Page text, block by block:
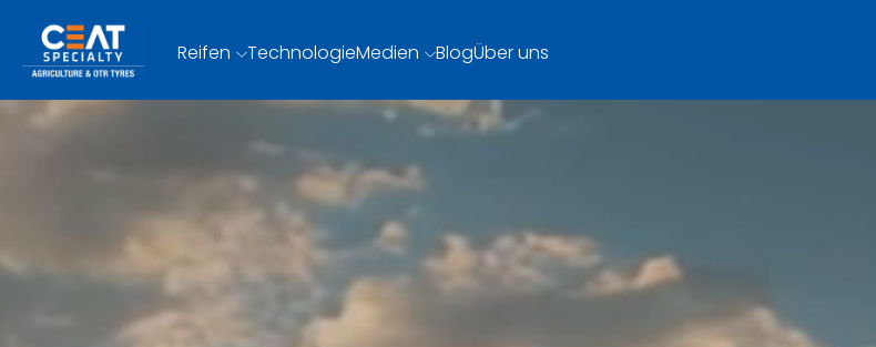
Reifen TechnologieMedien BlogÜber uns